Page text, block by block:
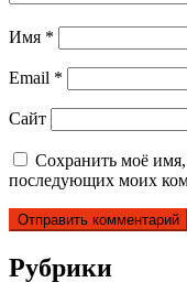
Имя *
Email *
Сайт
Сохранить моё имя,
последующих моих
Рубрики